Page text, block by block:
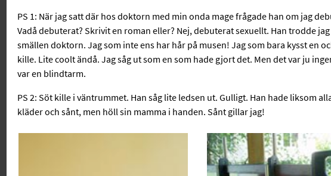
PS 1: När jag satt där hos doktorn med min onda mage frågade han om jag
Vadå debuterat? Skrivit en roman eller? Nej, debuterat sexuellt. Han trodde jag
smällen doktorn. Jag som inte ens har hår på musen! Jag som bara kysst en
kille. Lite coolt ändå. Jag såg ut som en som hade gjort det. Men det var ju
var en blindtarm.
PS 2: Söt kille i väntrummet. Han såg lite ledsen ut. Gulligt. Han hade liksom
kläder och sånt, men höll sin mamma i handen. Sånt gillar jag!